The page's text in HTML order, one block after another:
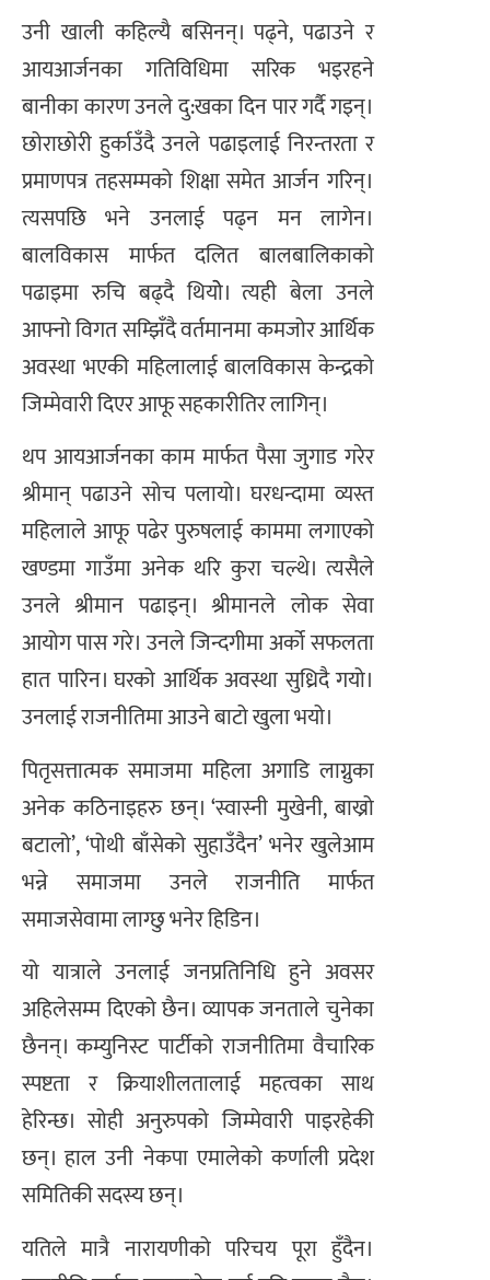
उनी खाली कहिल्यै बसिनन्। पढ्ने, पढाउने र
आयआर्जनका गतिविधिमा सरिक भइरहने
बानीका कारण उनले दु:खका दिन पार गर्दै गइन्।
छोराछोरी हुर्काउँदै उनले पढाइलाई निरन्तरता र
प्रमाणपत्र तहसम्मको शिक्षा समेत आर्जन गरिन्।
त्यसपछि भने उनलाई पढ्न मन लागेन।
बालविकास मार्फत दलित बालबालिकाको
पढाइमा रुचि बढ्दै थियोे। त्यही बेला उनले
आफ्नाे विगत सम्झिँदै वर्तमानमा कमजोर आर्थिक
अवस्था भएकी महिलालाई बालविकास केन्द्रको
जिम्मेवारी दिएर आफू सहकारीतिर लागिन्।
थप आयआर्जनका काम मार्फत पैसा जुगाड गरेर
श्रीमान् पढाउने सोच पलायो। घरधन्दामा व्यस्त
महिलाले आफू पढेर पुरुषलाई काममा लगाएको
खण्डमा गाउँमा अनेक थरि कुरा चल्थे। त्यसैले
उनले श्रीमान पढाइन्। श्रीमानले लोक सेवा
आयोग पास गरे। उनले जिन्दगीमा अर्को सफलता
हात पारिन। घरको आर्थिक अवस्था सुध्रिदै गयो।
उनलाई राजनीतिमा आउने बाटो खुला भयो।
पितृसत्तात्मक समाजमा महिला अगाडि लाग्नुका
अनेक कठिनाइहरु छन्। ‘स्वास्नी मुखेनी, बाख्रो
बटालो’, ‘पोथी बाँसेको सुहाउँदैन’ भनेर खुलेआम
भन्ने समाजमा उनले राजनीति मार्फत
समाजसेवामा लाग्छु भनेर हिडिन।
यो यात्राले उनलाई जनप्रतिनिधि हुने अवसर
अहिलेसम्म दिएको छैन। व्यापक जनताले चुनेका
छैनन्। कम्युनिस्ट पार्टीको राजनीतिमा वैचारिक
स्पष्टता र क्रियाशीलतालाई महत्वका साथ
हेरिन्छ। सोही अनुरुपको जिम्मेवारी पाइरहेकी
छन्। हाल उनी नेकपा एमालेको कर्णाली प्रदेश
समितिकी सदस्य छन्।
यतिले मात्रै नारायणीको परिचय पूरा हुँदैन।